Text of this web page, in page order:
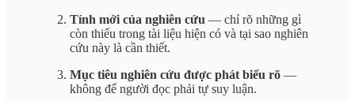
Tính mới của nghiên cứu — chỉ rõ những gì
còn thiếu trong tài liệu hiện có và tại sao nghiên
cứu này là cần thiết.
Mục tiêu nghiên cứu được phát biểu rõ —
không để người đọc phải tự suy luận.